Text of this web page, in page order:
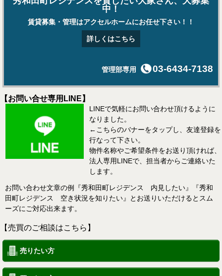
中！
賃貸募集・管理はアクセルホームにお任せ下さい！！
詳しくはこちら
管理部専用 03-6434-7138
【お問い合せ専用LINE】
LINEで気軽にお問い合わせ頂けるように
なりました。
←こちらのバナーをタップし、友達登録を
行なって下さい。
物件名称やご希望条件をお送り頂ければ、
法人専用LINEで、担当者からご連絡いた
します。
お問い合わせ文章の例『秀和田町レジデンス 内見したい』『秀和
田町レジデンス 空き状況を知りたい』とお送りいただけるとスム
ーズにご対応出来ます。
【売買のご相談はこちら】
売りたい方